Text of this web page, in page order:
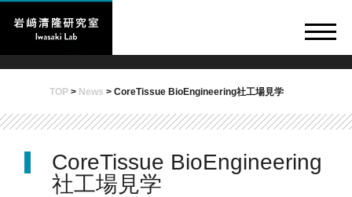
TOP> News > CoreTissue BioEngineering社工場見学
CoreTissue BioEngineering
社工場見学